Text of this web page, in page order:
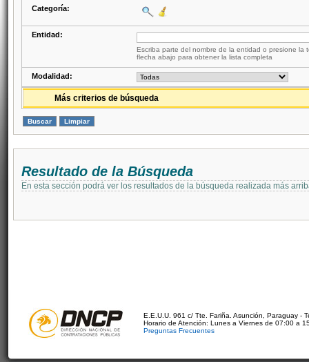
Categoría:
Entidad:
Escriba parte del nombre de la entidad o presione la
flecha abajo para obtener la lista completa
Modalidad:
Más criterios de búsqueda
Resultado de la Búsqueda
En esta sección podrá ver los resultados de la búsqueda realizada más
E.E.U.U. 961 c/ Tte. Fariña. Asunción, Paraguay -
Horario de Atención: Lunes a Viernes de 07:00 a
Preguntas Frecuentes